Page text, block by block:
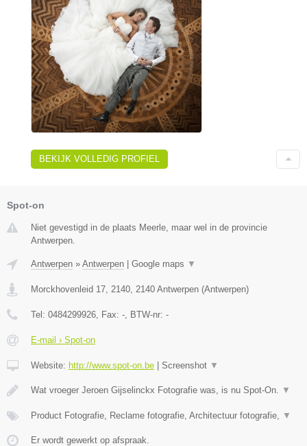
BEKIJK VOLLEDIG PROFIEL
Spot-on
Niet gevestigd in de plaats Meerle, maar wel in de provincie
Antwerpen.
Antwerpen » Antwerpen Google maps ▼
Morckhovenleid 17, 2140 2140 Antwerpen (Antwerpen)
Tel: 0484299926 , Fax: - , BTW-nr: -
E-mail › Spot-on
Website: http://www.spot-on.be Screenshot ▼
Wat vroeger Jeroen Gijselinckx Fotografie was, is nu Spot-On. ▼
Product Fotografie, Reclame fotografie, Architectuur fotografie, ▼
Er wordt gewerkt op afspraak.